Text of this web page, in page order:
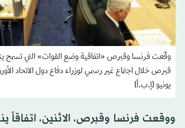
وقّعت فرنسا وقبرص «اتفاقية وضع القوات» التي تسمح
يونيو (إ.ب.أ)
ووقعت فرنسا وقبرص، الاثنين،